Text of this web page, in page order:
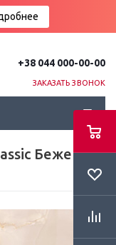
+38 044 000-00-00
ЗАКАЗАТЬ ЗВОНОК
Бежевый